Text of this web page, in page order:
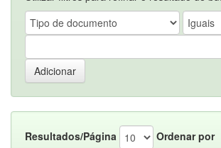
Resultados/Página
Ordenar por